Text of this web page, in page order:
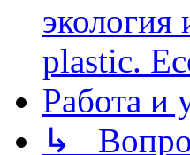
plastic.
Работа и
↳